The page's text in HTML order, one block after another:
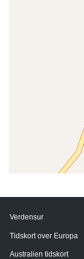
Verdensur
Tidskort over Europa
Australien tidskort